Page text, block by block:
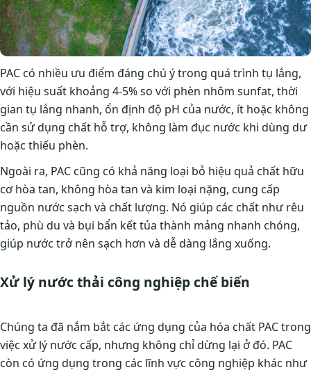
PAC có nhiều ưu điểm đáng chú ý trong quá trình tụ lắng,
với hiệu suất khoảng 4-5% so với phèn nhôm sunfat, thời
gian tụ lắng nhanh, ổn định độ pH của nước, ít hoặc không
cần sử dụng chất hỗ trợ, không làm đục nước khi dùng dư
hoặc thiếu phèn.
Ngoài ra, PAC cũng có khả năng loại bỏ hiệu quả chất hữu
cơ hòa tan, không hòa tan và kim loại nặng, cung cấp
nguồn nước sạch và chất lượng. Nó giúp các chất như rêu
tảo, phù du và bụi bẩn kết tủa thành mảng nhanh chóng,
giúp nước trở nên sạch hơn và dễ dàng lắng xuống.
Xử lý nước thải công nghiệp chế biến
Chúng ta đã nắm bắt các ứng dụng của hóa chất PAC trong
việc xử lý nước cấp, nhưng không chỉ dừng lại ở đó. PAC
còn có ứng dụng trong các lĩnh vực công nghiệp khác như